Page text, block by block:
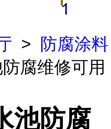
>
防腐涂料
腐维修可用
池防腐